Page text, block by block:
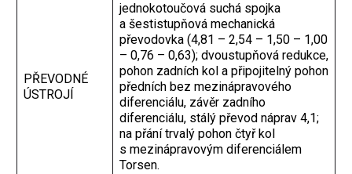
PŘEVODNÉ
ÚSTROJÍ
jednokotoučová suchá spojka
a šestistupňová mechanická
převodovka (4,81 – 2,54 – 1,50 – 1,00
– 0,76 – 0,63); dvoustupňová redukce,
pohon zadních kol a připojitelný pohon
předních bez mezinápravového
diferenciálu, závěr zadního
diferenciálu, stálý převod náprav 4,1;
na přání trvalý pohon čtyř kol
s mezinápravovým diferenciálem
Torsen.